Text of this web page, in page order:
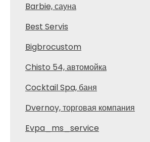
Barbie, сауна
Best Servis
Bigbrocustom
Chisto 54, автомойка
Cocktail Spa, баня
Dvernoy, торговая компания
Evpa_ms_service